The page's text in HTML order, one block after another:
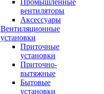
Промышленные
вентиляторы
Аксессуары
Вентиляционные
установки
Приточные
установки
Приточно-
вытяжные
Бытовые
установки